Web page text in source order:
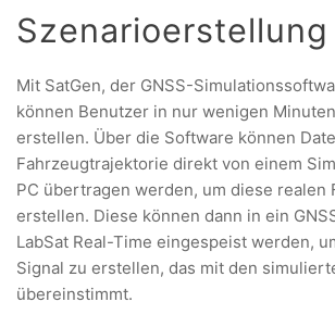
Szenarioerstellung
Mit SatGen, der GNSS-
können Benutzer in nur wenigen
erstellen. Über die Software können
Fahrzeugtrajektorie direkt von einem
PC übertragen werden, um diese realen
erstellen. Diese können dann in ein
LabSat Real-Time eingespeist werden,
Signal zu erstellen, das mit den
übereinstimmt.